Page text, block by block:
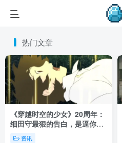
热门文章
《穿越时空的少女》20周年：
细田守最狠的告白，是逼你承
认有些夏天回不去了！
资讯